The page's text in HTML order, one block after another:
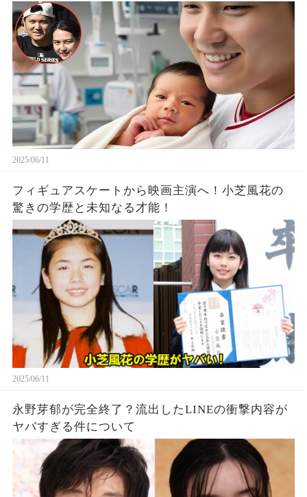
2025/06/11
フィギュアスケートから映画主演へ！小芝風花の
驚きの学歴と未知なる才能！
2025/06/11
永野芽郁が完全終了？流出したLINEの衝撃内容が
ヤバすぎる件について